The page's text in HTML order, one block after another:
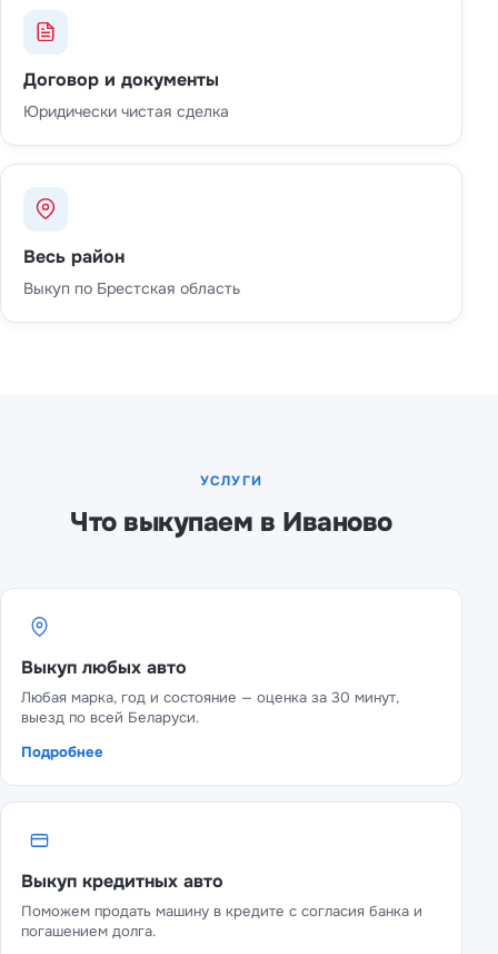
Договор и документы
Юридически чистая сделка
Весь район
Выкуп по Брестская область
УСЛУГИ
Что выкупаем в Иваново
Выкуп любых авто
Любая марка, год и состояние — оценка за 30 минут,
выезд по всей Беларуси.
Подробнее
Выкуп кредитных авто
Поможем продать машину в кредите с согласия банка и
погашением долга.